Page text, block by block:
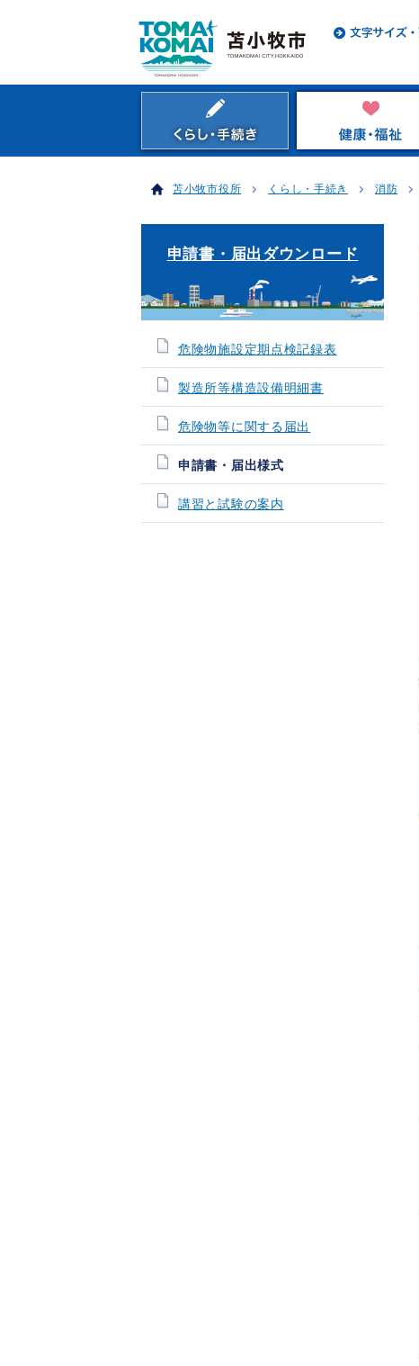
苫小牧市役所 くらし・手続き 消防
申請書・届出ダウンロード
危険物施設定期点検記録表
製造所等構造設備明細書
危険物等に関する届出
申請書・届出様式
講習と試験の案内